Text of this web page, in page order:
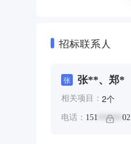
招标联系人
张 张**、郑*
相关项目： 2个
电话： 151 ****** 02